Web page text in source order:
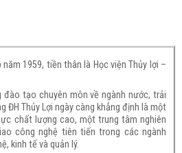
năm 1959, tiền thân là Học viện Thủy lợi –
tạo chuyên môn về ngành nước, trải
ĐH Thủy Lợi ngày càng khẳng định là một
chất lượng cao, một trung tâm nghiên
công nghệ tiên tiến trong các ngành
kinh tế và quản lý.